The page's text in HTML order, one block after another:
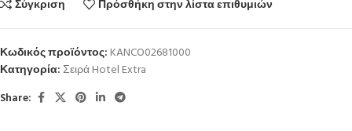
Σύγκριση
Πρόσθήκη στην λίστα επιθυμιών
Κωδικός προϊόντος: KANCO02681000
Κατηγορία:Σειρά Hotel Extra
Share: